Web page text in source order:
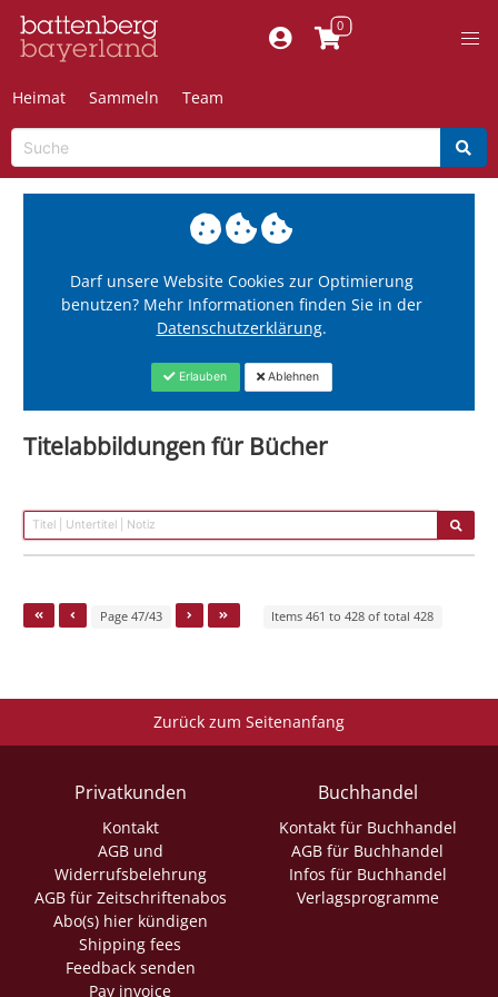
Heimat Sammeln Team
Darf unsere Website Cookies zur Optimierung
benutzen? Mehr Informationen finden Sie in der
Datenschutzerklärung.
Erlauben Ablehnen
Titelabbildungen für Bücher
Page 47/43 Items 461 to 428 of total 428
Zurück zum Seitenanfang
Privatkunden
Kontakt
AGB und
Widerrufsbelehrung
AGB für Zeitschriftenabos
Abo(s) hier kündigen
Shipping fees
Feedback senden
Pay invoice
Buchhandel
Kontakt für Buchhandel
AGB für Buchhandel
Infos für Buchhandel
Verlagsprogramme